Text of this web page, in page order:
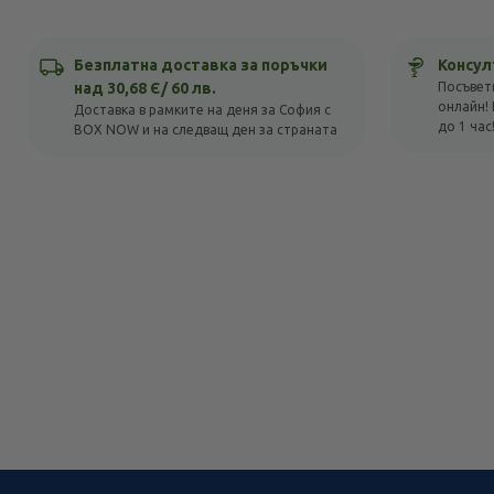
Безплатна доставка за поръчки
над 30,68 Є/ 60 лв.
Доставка в рамките на деня за София с
BOX NOW и на следващ ден за страната
онлайн!
до 1 час!